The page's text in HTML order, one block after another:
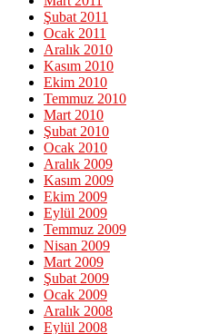
Şubat 2011
Ocak 2011
Aralık 2010
Kasım 2010
Ekim 2010
Temmuz 2010
Mart 2010
Şubat 2010
Ocak 2010
Aralık 2009
Kasım 2009
Ekim 2009
Eylül 2009
Temmuz 2009
Nisan 2009
Mart 2009
Şubat 2009
Ocak 2009
Aralık 2008
Eylül 2008